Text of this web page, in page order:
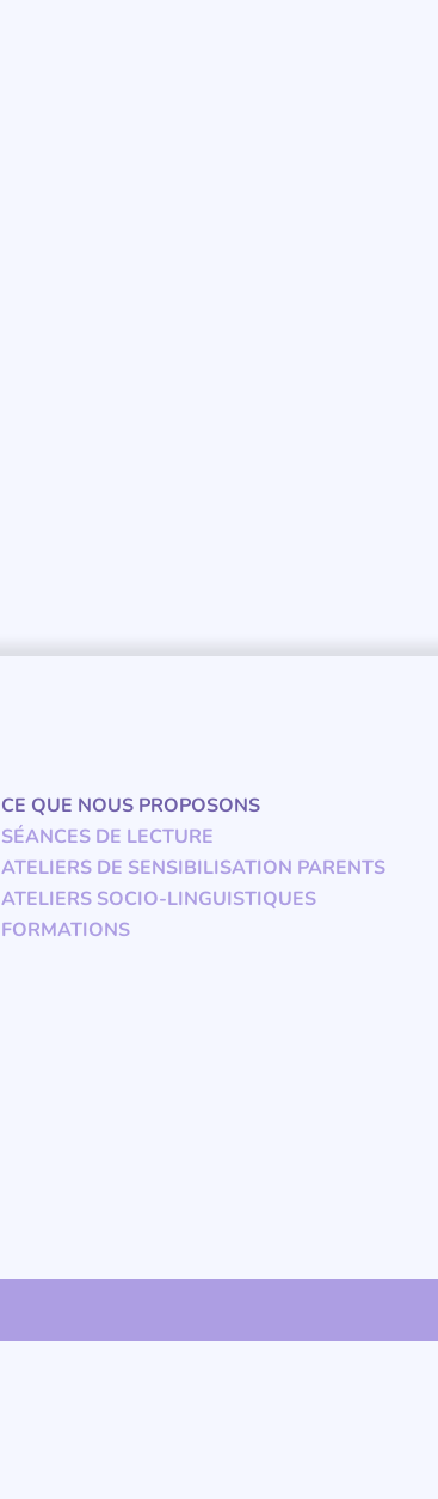
CE QUE NOUS PROPOSONS
SÉANCES DE LECTURE
ATELIERS DE SENSIBILISATION PARENTS
ATELIERS SOCIO-LINGUISTIQUES
FORMATIONS